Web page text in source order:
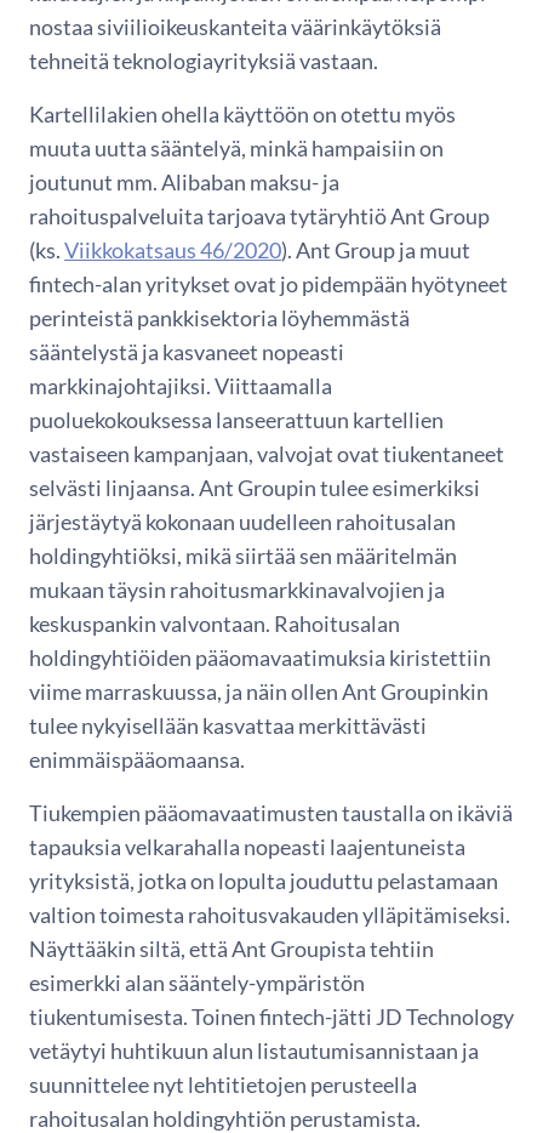
nostaa siviilioikeuskanteita väärinkäytöksiä
tehneitä teknologiayrityksiä vastaan.
Kartellilakien ohella käyttöön on otettu myös
muuta uutta sääntelyä, minkä hampaisiin on
joutunut mm. Alibaban maksu- ja
rahoituspalveluita tarjoava tytäryhtiö Ant Group
(ks.Viikkokatsaus 46/2020). Ant Group ja muut
fintech-alan yritykset ovat jo pidempään hyötyneet
perinteistä pankkisektoria löyhemmästä
sääntelystä ja kasvaneet nopeasti
markkinajohtajiksi. Viittaamalla
puoluekokouksessa lanseerattuun kartellien
vastaiseen kampanjaan, valvojat ovat tiukentaneet
selvästi linjaansa. Ant Groupin tulee esimerkiksi
järjestäytyä kokonaan uudelleen rahoitusalan
holdingyhtiöksi, mikä siirtää sen määritelmän
mukaan täysin rahoitusmarkkinavalvojien ja
keskuspankin valvontaan. Rahoitusalan
holdingyhtiöiden pääomavaatimuksia kiristettiin
viime marraskuussa, ja näin ollen Ant Groupinkin
tulee nykyisellään kasvattaa merkittävästi
enimmäispääomaansa.
Tiukempien pääomavaatimusten taustalla on ikäviä
tapauksia velkarahalla nopeasti laajentuneista
yrityksistä, jotka on lopulta jouduttu pelastamaan
valtion toimesta rahoitusvakauden ylläpitämiseksi.
Näyttääkin siltä, että Ant Groupista tehtiin
esimerkki alan sääntely-ympäristön
tiukentumisesta. Toinen fintech-jätti JD Technology
vetäytyi huhtikuun alun listautumisannistaan ja
suunnittelee nyt lehtitietojen perusteella
rahoitusalan holdingyhtiön perustamista.